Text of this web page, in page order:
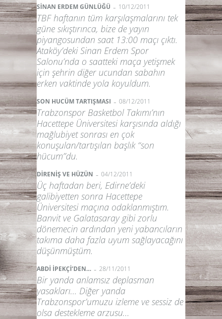
SİNAN ERDEM GÜNLÜĞÜ - 10/12/2011
TBF haftanın tüm karşılaşmalarını tek
güne sıkıştırınca, bize de yayın
piyangosundan saat 13:00 maçı çıktı.
Ataköy’deki Sinan Erdem Spor
Salonu’nda o saatteki maça yetişmek
için şehrin diğer ucundan sabahın
erken vaktinde yola koyuldum.
SON HUCÜM TARTIŞMASI - 08/12/2011
Trabzonspor Basketbol Takımı’nın
Hacettepe Üniversitesi karşısında aldığı
mağlubiyet sonrası en çok
konuşulan/tartışılan başlık “son
hücum”du.
DİRENİŞ VE HÜZÜN - 04/12/2011
Üç haftadan beri, Edirne’deki
galibiyetten sonra Hacettepe
Üniversitesi maçına odaklanmıştım.
Banvit ve Galatasaray gibi zorlu
dönemecin ardından yeni yabancıların
takıma daha fazla uyum sağlayacağını
düşünmüştüm.
ABDİ İPEKÇİ’DEN… - 28/11/2011
Bir yanda anlamsız deplasman
yasakları… Diğer yanda
Trabzonspor’umuzu izleme ve sessiz de
olsa destekleme arzusu…